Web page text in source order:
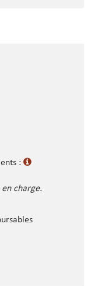
:
charge.